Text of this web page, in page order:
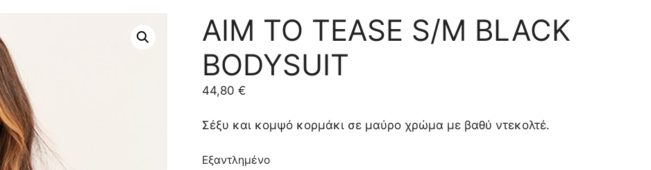
AIM TO TEASE S/M BLACK
BODYSUIT
44,80€
Σέξυ και κομψό κορμάκι σε μαύρο χρώμα με βαθύ ντεκολτέ.
Εξαντλημένο